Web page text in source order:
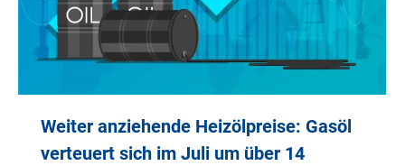
Weiter anziehende Heizölpreise: Gasöl
verteuert sich im Juli um über 14